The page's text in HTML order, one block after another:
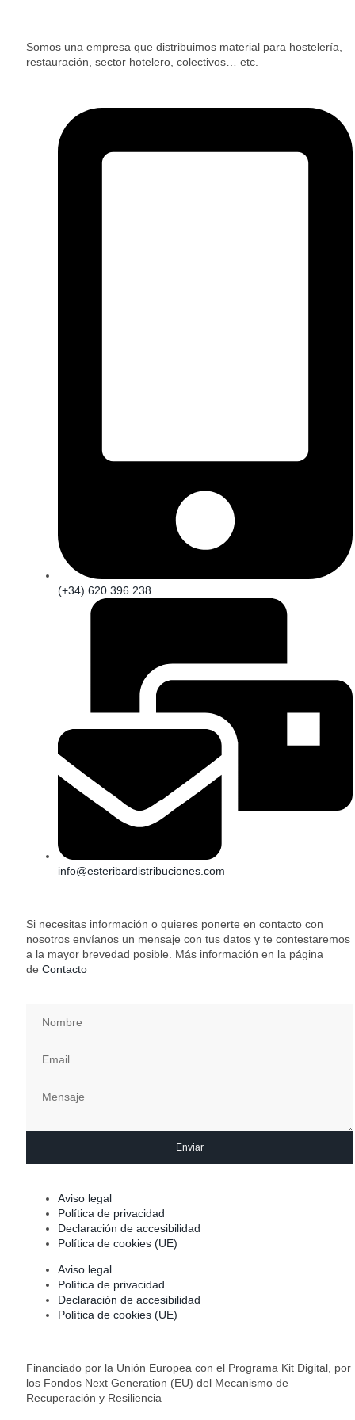
Somos una empresa que distribuimos material para hostelería,
restauración, sector hotelero, colectivos… etc.
(+34) 620 396 238
info@esteribardistribuciones.com
Si necesitas información o quieres ponerte en contacto con
nosotros envíanos un mensaje con tus datos y te contestaremos
a la mayor brevedad posible. Más información en la página
de Contacto
Enviar
Aviso legal
Política de privacidad
Declaración de accesibilidad
Política de cookies (UE)
Aviso legal
Política de privacidad
Declaración de accesibilidad
Política de cookies (UE)
Financiado por la Unión Europea con el Programa Kit Digital, por
los Fondos Next Generation (EU) del Mecanismo de
Recuperación y Resiliencia